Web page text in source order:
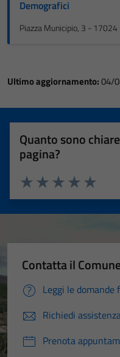
Demografici
Piazza Municipio, 3 - 17024
Ultimo aggiornamento:04/
Quanto sono
pagina?
Valuta 5
Valuta 4
Valuta 3 stelle
Valuta 2 stelle su 5
Valuta 1 stelle su 5
Contatta il
Leggi le domande
Richiedi
Prenota